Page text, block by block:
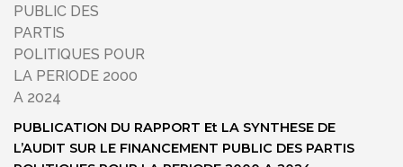
PUBLICATION DU RAPPORT Et LA SYNTHESE DE
L’AUDIT SUR LE FINANCEMENT PUBLIC DES PARTIS